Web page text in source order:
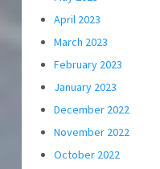
April 2023
March 2023
February 2023
January 2023
December 2022
November 2022
October 2022